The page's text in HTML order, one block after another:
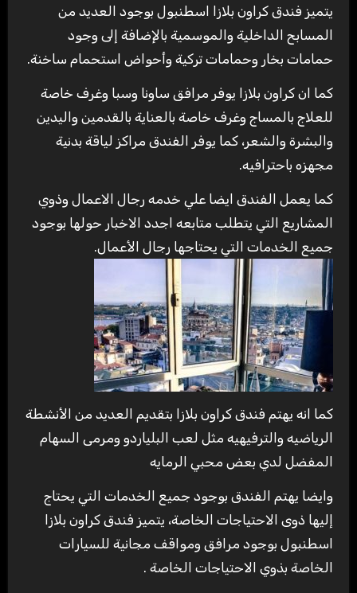
يتميز فندق كراون بلازا اسطنبول بوجود العديد من
المسابح الداخلية والموسمية بالإضافة إلى وجود
حمامات بخار وحمامات تركية وأحواض استحمام ساخنة.
كما ان كراون بلازا يوفر مرافق ساونا وسبا وغرف خاصة
للعلاج بالمساج وغرف خاصة بالعناية بالقدمين واليدين
والبشرة والشعر، كما يوفر الفندق مراكز لياقة بدنية
مجهزه باحترافيه.
كما يعمل الفندق ايضا علي خدمه رجال الاعمال وذوي
المشاريع التي يتطلب متابعه اجدد الاخبار حولها بوجود
جميع الخدمات التي يحتاجها رجال الأعمال.
كما انه يهتم فندق كراون بلازا بتقديم العديد من الأنشطة
الرياضيه والترفيهيه مثل لعب البلياردو ومرمى السهام
المفضل لدي بعض محبي الرمايه
وايضا يهتم الفندق بوجود جميع الخدمات التي يحتاج
إليها ذوى الاحتياجات الخاصة، يتميز فندق كراون بلازا
اسطنبول بوجود مرافق ومواقف مجانية للسيارات
الخاصة بذوي الاحتياجات الخاصة .